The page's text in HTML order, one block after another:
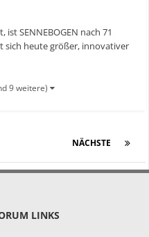
SENNEBOGEN nach 71
sich heute größer, innovativer
nur die Mitarbeiterzahl
auf ein beein...
9 weitere)
NÄCHSTE
LINKS